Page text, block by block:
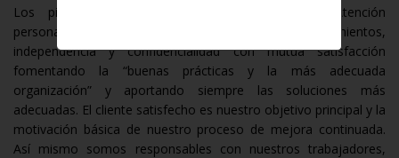
Los pilares básicos de nuestra filosofía son: Atención
personalizada con estilo propio y diferenciado, conocimientos,
independencia y confidencialidad con mutua satisfacción
fomentando la “buenas prácticas y la más adecuada
organización” y aportando siempre las soluciones más
adecuadas. El cliente satisfecho es nuestro objetivo principal y la
motivación básica de nuestro proceso de mejora continuada.
Así mismo somos responsables con nuestros trabajadores,